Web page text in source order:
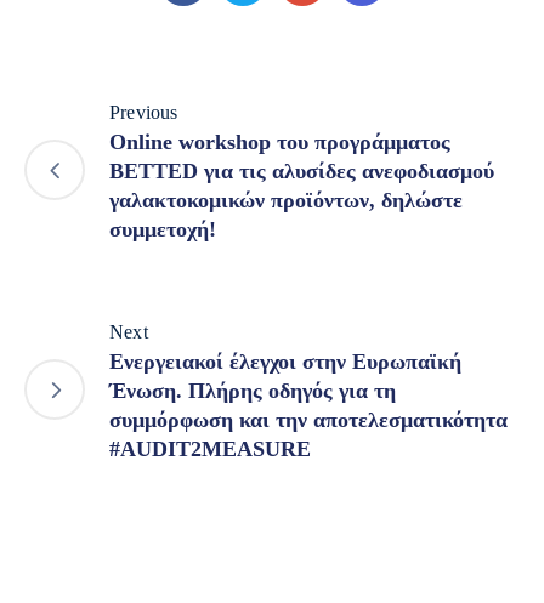
Previous
Οnline workshop του προγράμματος
BETTED για τις αλυσίδες ανεφοδιασμού
γαλακτοκομικών προϊόντων, δηλώστε
συμμετοχή!
Next
Ενεργειακοί έλεγχοι στην Ευρωπαϊκή
Ένωση. Πλήρης οδηγός για τη
συμμόρφωση και την αποτελεσματικότητα
#AUDIT2MEASURE